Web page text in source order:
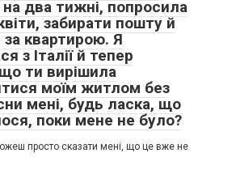
на два тижні, попросила
забирати пошту й
квартирою. Я
з Італії й тепер
ти вирішила
моїм житлом без
мені, будь ласка, що
поки мене не було?
просто сказати мені, що це вже не